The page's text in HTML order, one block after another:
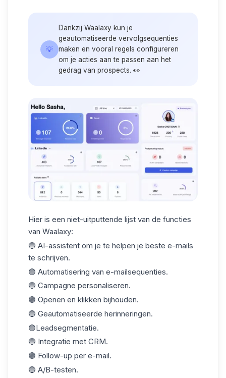
💡
Dankzij Waalaxy kun je
geautomatiseerde vervolgsequenties
maken en vooral regels configureren
om je acties aan te passen aan het
gedrag van prospects. 👀
Hier is een niet-uitputtende lijst van de functies
van Waalaxy:
🔵 AI-assistent om je te helpen je beste e-mails
te schrijven.
🟣 Automatisering van e-mailsequenties.
🔵 Campagne personaliseren.
🟣 Openen en klikken bijhouden.
🔵 Geautomatiseerde herinneringen.
🟣Leadsegmentatie.
🔵 Integratie met CRM.
🟣 Follow-up per e-mail.
🔵 A/B-testen.